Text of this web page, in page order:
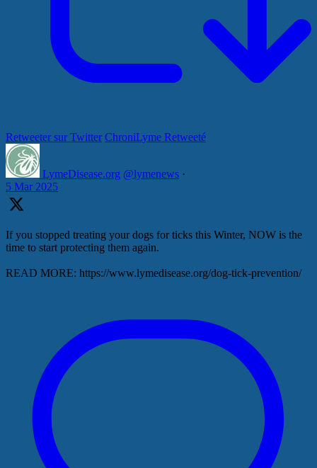
Retweeter sur Twitter ChroniLyme Retweeté
LymeDisease.org @lymenews ·
5 Mar 2025
If you stopped treating your dogs for ticks this Winter, NOW is the
time to start protecting them again.
READ MORE: https://www.lymedisease.org/dog-tick-prevention/